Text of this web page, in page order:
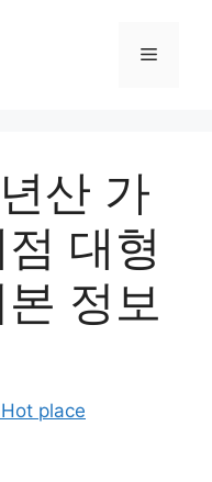
Menu
산 가
대형
정보
place